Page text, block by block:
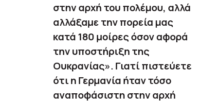
στην αρχή του πολέμου, αλλά
αλλάξαμε την πορεία μας
κατά 180 μοίρες όσον αφορά
την υποστήριξη της
Ουκρανίας». Γιατί πιστεύετε
ότι η Γερμανία ήταν τόσο
αναποφάσιστη στην αρχή